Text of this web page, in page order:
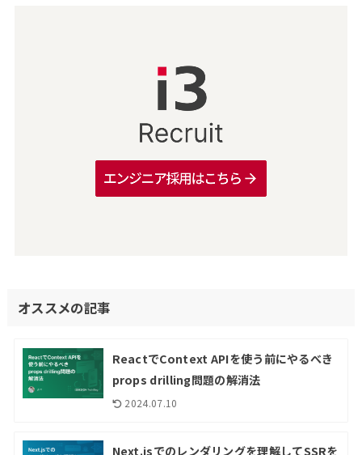
オススメの記事
ReactでContext APIを使う前にやるべき
props drilling問題の解消法
2024.07.10
Next.jsでのレンダリングを理解してSSRを